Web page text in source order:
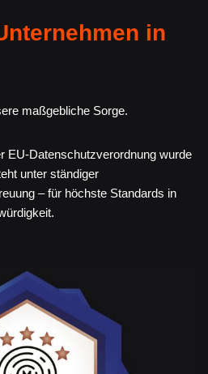
in
maßgebliche Sorge.
EU-Datenschutzverordnung wurde
unter ständiger
– für höchste Standards in